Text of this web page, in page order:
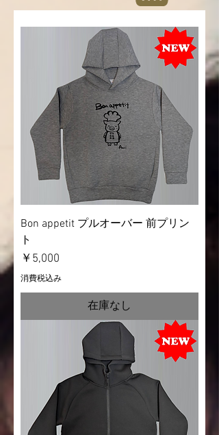
Bon appetit プルオーバー 前プリン
ト
価格
￥5,000
消費税込み
在庫なし